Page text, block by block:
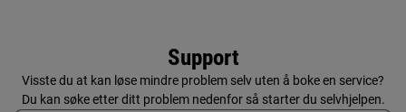
Support
Visste du at kan løse mindre problem selv uten å boke en service?
Du kan søke etter ditt problem nedenfor så starter du selvhjelpen.